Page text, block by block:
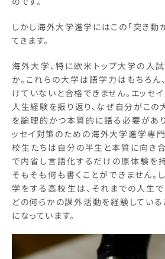
しかし海外大学進学にはこの「突き動
てきます。
海外大学、特に欧米トップ大学の入
か。これらの大学は語学力はもちろん
けていないと合格できません。エッセ
人生経験を振り返り、なぜ自分がこの
を論理的かつ本質的に語る必要があ
ッセイ対策のための海外大学進学専
校生たちは自分の半生と本質に向き合
で内省し言語化するだけの原体験を
そもそも何も書くことができません。
学をする高校生は、それまでの人生
どの何らかの課外活動を経験してい
になっています。